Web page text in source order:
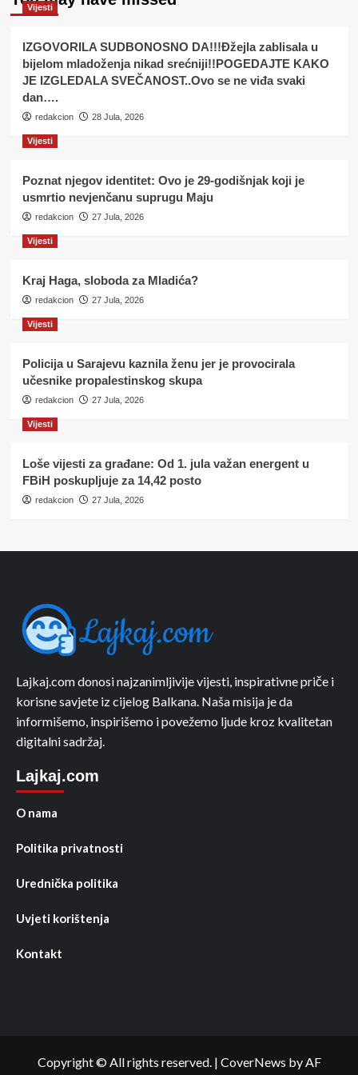
Vijesti
IZGOVORILA SUDBONOSNO DA!!!Đžejla zablisala u
bijelom mladoženja nikad srećniji!!POGEDAJTE KAKO
JE IZGLEDALA SVEČANOST..Ovo se ne viđa svaki
dan….
redakcion 28 Jula, 2026
Vijesti
Poznat njegov identitet: Ovo je 29-godišnjak koji je
usmrtio nevjenčanu suprugu Maju
redakcion 27 Jula, 2026
Vijesti
Kraj Haga, sloboda za Mladića?
redakcion 27 Jula, 2026
Vijesti
Policija u Sarajevu kaznila ženu jer je provocirala
učesnike propalestinskog skupa
redakcion 27 Jula, 2026
Vijesti
Loše vijesti za građane: Od 1. jula važan energent u
FBiH poskupljuje za 14,42 posto
redakcion 27 Jula, 2026
Lajkaj.com donosi najzanimljivije vijesti, inspirativne priče i
korisne savjete iz cijelog Balkana. Naša misija je da
informišemo, inspirišemo i povežemo ljude kroz kvalitetan
digitalni sadržaj.
Lajkaj.com
O nama
Politika privatnosti
Urednička politika
Uvjeti korištenja
Kontakt
Copyright © All rights reserved. | CoverNews by AF